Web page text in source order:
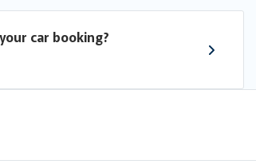
car booking?